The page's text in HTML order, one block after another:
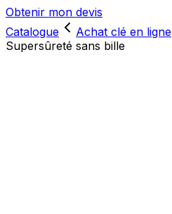
Obtenir mon devis
Catalogue
Achat clé en ligne
Supersûreté sans bille